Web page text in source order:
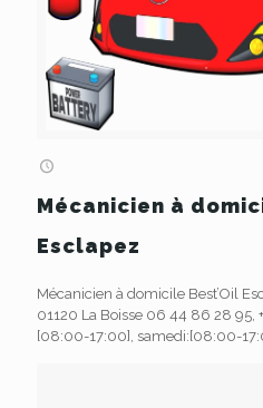
Mécanicien à
Esclapez
Mécanicien à domicile Best’Oil
01120 La Boisse 06 44 86 28 95,
[08:00-17:00], samedi:[08:00-